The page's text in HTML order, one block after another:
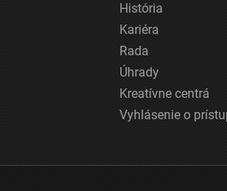
História
Kariéra
Rada
Úhrady
Kreatívne centrá
Vyhlásenie o